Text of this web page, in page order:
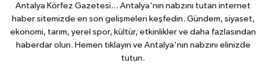
Antalya Körfez Gazetesi... Antalya'nın nabzını tutan internet
haber sitemizde en son gelişmeleri keşfedin. Gündem, siyaset,
ekonomi, tarım, yerel spor, kültür, etkinlikler ve daha fazlasından
haberdar olun. Hemen tıklayın ve Antalya'nın nabzını elinizde
tutun.